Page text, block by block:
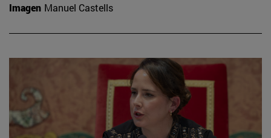
Imagen Manuel Castells